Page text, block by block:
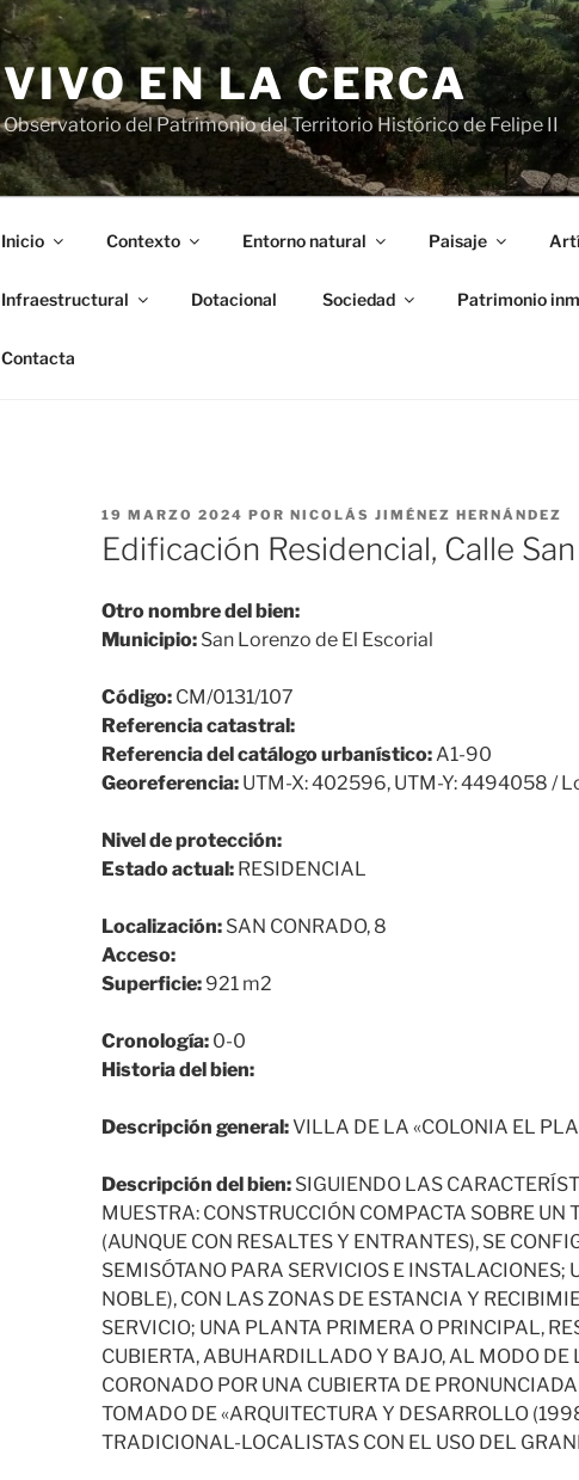
VIVO EN LA CERCA
Observatorio del Patrimonio del Territorio Histórico de Felipe II
Inicio Contexto Entorno natural Paisaje
Infraestructural Dotacional Sociedad Patrimonio
Contacta
PUBLICADO
EL
19 MARZO 2024 POR NICOLÁS JIMÉNEZ HERNÁNDEZ
Edificación Residencial, Calle
Otro nombre del bien:
Municipio: San Lorenzo de El Escorial
Código: CM/0131/107
Referencia catastral:
Referencia del catálogo urbanístico:A1-90
Georeferencia: UTM-X: 402596, UTM-Y: 4494058 /
Nivel de protección:
Estado actual: RESIDENCIAL
Localización: SAN CONRADO, 8
Acceso:
Superficie: 921 m2
Cronología: 0-0
Historia del bien:
Descripción general:VILLA DE LA «COLONIA EL
Descripción del bien: SIGUIENDO LAS
MUESTRA: CONSTRUCCIÓN COMPACTA SOBRE
(AUNQUE CON RESALTES Y ENTRANTES), SE
SEMISÓTANO PARA SERVICIOS E
NOBLE), CON LAS ZONAS DE ESTANCIA Y
SERVICIO; UNA PLANTA PRIMERA O PRINCIPAL,
CUBIERTA, ABUHARDILLADO Y BAJO, AL MODO
CORONADO POR UNA CUBIERTA DE
TOMADO DE «ARQUITECTURA Y DESARROLLO
TRADICIONAL-LOCALISTAS CON EL USO DEL